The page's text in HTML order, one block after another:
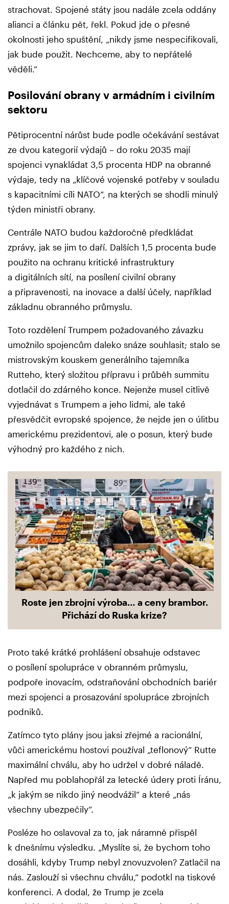
strachovat. Spojené státy jsou nadále zcela oddány
alianci a článku pět, řekl. Pokud jde o přesné
okolnosti jeho spuštění, „nikdy jsme nespecifikovali,
jak bude použit. Nechceme, aby to nepřátelé
věděli.“
Posilování obrany v armádním i civilním
sektoru
Pětiprocentní nárůst bude podle očekávání sestávat
ze dvou kategorií výdajů – do roku 2035 mají
spojenci vynakládat 3,5 procenta HDP na obranné
výdaje, tedy na „klíčové vojenské potřeby v souladu
s kapacitními cíli NATO“, na kterých se shodli minulý
týden ministři obrany.
Centrále NATO budou každoročně předkládat
zprávy, jak se jim to daří. Dalších 1,5 procenta bude
použito na ochranu kritické infrastruktury
a digitálních sítí, na posílení civilní obrany
a připravenosti, na inovace a další účely, například
základnu obranného průmyslu.
Toto rozdělení Trumpem požadovaného závazku
umožnilo spojencům daleko snáze souhlasit; stalo se
mistrovským kouskem generálního tajemníka
Rutteho, který složitou přípravu i průběh summitu
dotlačil do zdárného konce. Nejenže musel citlivě
vyjednávat s Trumpem a jeho lidmi, ale také
přesvědčit evropské spojence, že nejde jen o úlitbu
americkému prezidentovi, ale o posun, který bude
výhodný pro každého z nich.
Roste jen zbrojní výroba… a ceny brambor.
Přichází do Ruska krize?
Proto také krátké prohlášení obsahuje odstavec
o posílení spolupráce v obranném průmyslu,
podpoře inovacím, odstraňování obchodních bariér
mezi spojenci a prosazování spolupráce zbrojních
podniků.
Zatímco tyto plány jsou jaksi zřejmé a racionální,
vůči americkému hostovi používal „teflonový“ Rutte
maximální chválu, aby ho udržel v dobré náladě.
Napřed mu poblahopřál za letecké údery proti Íránu,
„k jakým se nikdo jiný neodvážil“ a které „nás
všechny ubezpečily“.
Posléze ho oslavoval za to, jak náramně přispěl
k dnešnímu výsledku. „Myslíte si, že bychom toho
dosáhli, kdyby Trump nebyl znovuzvolen? Zatlačil na
nás. Zaslouží si všechnu chválu,“ podotkl na tiskové
konferenci. A dodal, že Trump je zcela